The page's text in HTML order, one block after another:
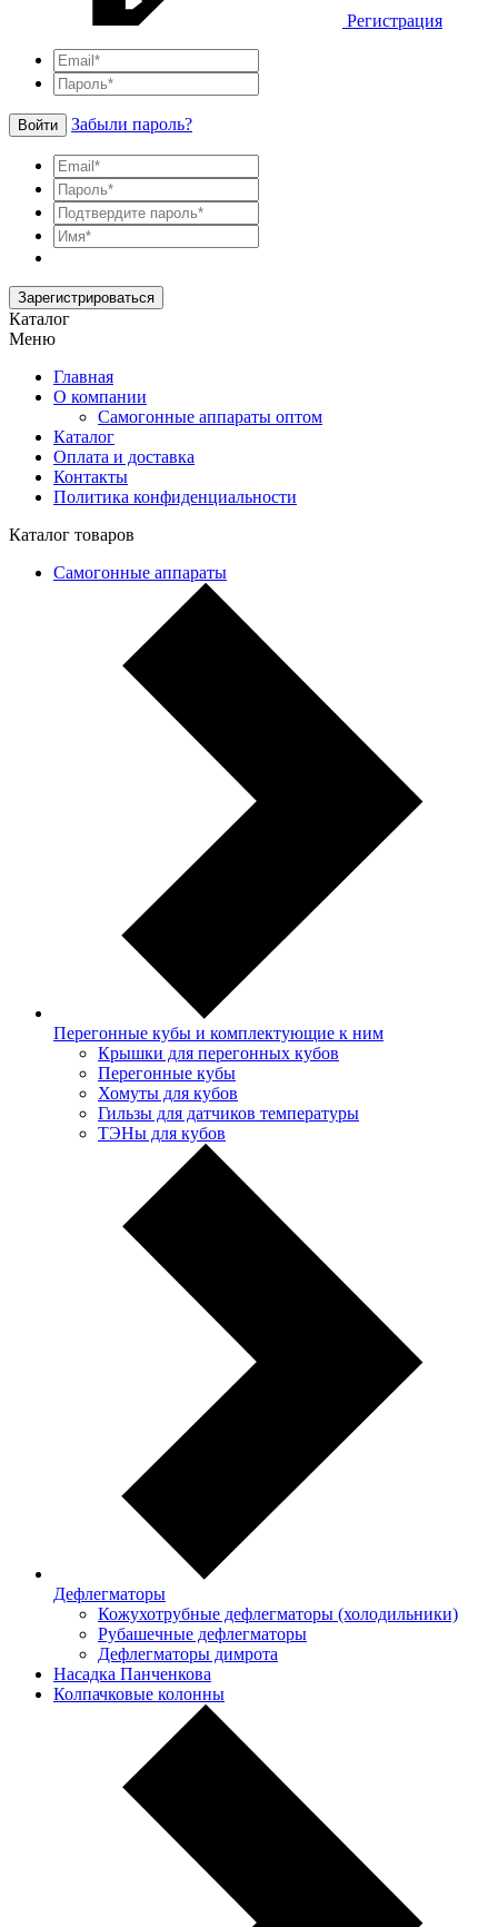
Регистрация
Войти Забыли пароль?
Зарегистрироваться
Каталог
Меню
Главная
О компании
Самогонные аппараты оптом
Каталог
Оплата и доставка
Контакты
Политика конфиденциальности
Каталог товаров
Самогонные аппараты
Перегонные кубы и комплектующие к ним
Крышки для перегонных кубов
Перегонные кубы
Хомуты для кубов
Гильзы для датчиков температуры
ТЭНы для кубов
Дефлегматоры
Кожухотрубные дефлегматоры (холодильники)
Рубашечные дефлегматоры
Дефлегматоры димрота
Насадка Панченкова
Колпачковые колонны